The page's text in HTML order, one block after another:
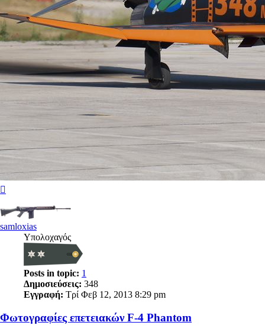
samloxias
Υπολοχαγός
Posts in topic: 1
Δημοσιεύσεις: 348
Εγγραφή: Τρί Φεβ 12, 2013 8:29 pm
Φωτογραφίες επετειακών F-4 Phantom